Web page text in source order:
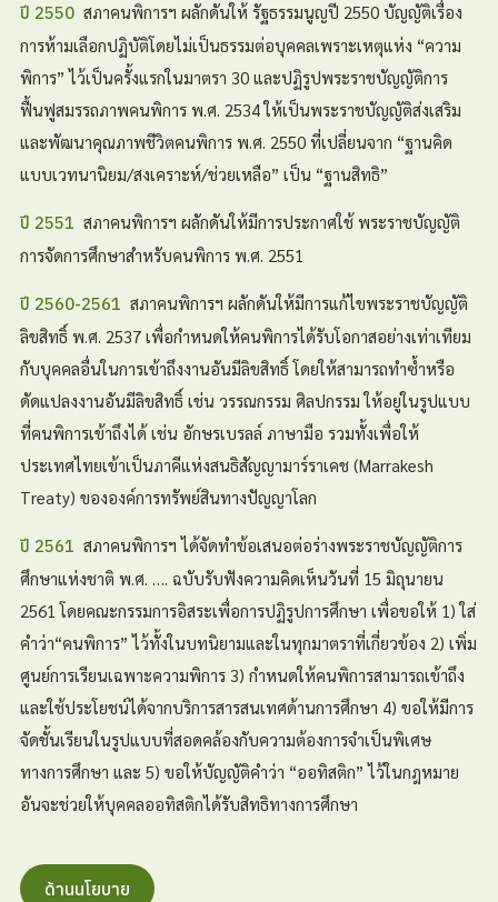
ปี 2550 สภาคนพิการฯ ผลักดันให้ รัฐธรรมนูญปี 2550 บัญญัติเรื่อง
การห้ามเลือกปฏิบัติโดยไม่เป็นธรรมต่อบุคคลเพราะเหตุแห่ง “ความ
พิการ” ไว้เป็นครั้งแรกในมาตรา 30 และปฏิรูปพระราชบัญญัติการ
ฟื้นฟูสมรรถภาพคนพิการ พ.ศ. 2534 ให้เป็นพระราชบัญญัติส่งเสริม
และพัฒนาคุณภาพชีวิตคนพิการ พ.ศ. 2550 ที่เปลี่ยนจาก “ฐานคิด
แบบเวทนานิยม/สงเคราะห์/ช่วยเหลือ” เป็น “ฐานสิทธิ”
ปี 2551 สภาคนพิการฯ ผลักดันให้มีการประกาศใช้ พระราชบัญญัติ
การจัดการศึกษาสำหรับคนพิการ พ.ศ. 2551
ปี 2560-2561 สภาคนพิการฯ ผลักดันให้มีการแก้ไขพระราชบัญญัติ
ลิขสิทธิ์ พ.ศ. 2537 เพื่อกำหนดให้คนพิการได้รับโอกาสอย่างเท่าเทียม
กับบุคคลอื่นในการเข้าถึงงานอันมีลิขสิทธิ์ โดยให้สามารถทำซ้ำหรือ
ดัดแปลงงานอันมีลิขสิทธิ์ เช่น วรรณกรรม ศิลปกรรม ให้อยู่ในรูปแบบ
ที่คนพิการเข้าถึงได้ เช่น อักษรเบรลล์ ภาษามือ รวมทั้งเพื่อให้
ประเทศไทยเข้าเป็นภาคีแห่งสนธิสัญญามาร์ราเคช (Marrakesh
Treaty) ขององค์การทรัพย์สินทางปัญญาโลก
ปี 2561 สภาคนพิการฯ ได้จัดทำข้อเสนอต่อร่างพระราชบัญญัติการ
ศึกษาแห่งชาติ พ.ศ. …. ฉบับรับฟังความคิดเห็นวันที่ 15 มิถุนายน
2561 โดยคณะกรรมการอิสระเพื่อการปฏิรูปการศึกษา เพื่อขอให้ 1) ใส่
คำว่า“คนพิการ” ไว้ทั้งในบทนิยามและในทุกมาตราที่เกี่ยวข้อง 2) เพิ่ม
ศูนย์การเรียนเฉพาะความพิการ 3) กำหนดให้คนพิการสามารถเข้าถึง
และใช้ประโยชน์ได้จากบริการสารสนเทศด้านการศึกษา 4) ขอให้มีการ
จัดชั้นเรียนในรูปแบบที่สอดคล้องกับความต้องการจำเป็นพิเศษ
ทางการศึกษา และ 5) ขอให้บัญญัติคำว่า “ออทิสติก” ไว้ในกฎหมาย
อันจะช่วยให้บุคคลออทิสติกได้รับสิทธิทางการศึกษา
ด้านนโยบาย